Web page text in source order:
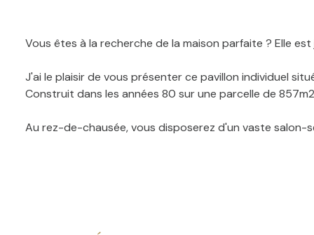
Vous êtes à la recherche de la maison parfaite ? Elle
J'ai le plaisir de vous présenter ce pavillon individuel
Construit dans les années 80 sur une parcelle de
Au rez-de-chausée, vous disposerez d'un vaste salon-
parentale, mais également d'un dressing et d'une salle
Au sous-sol, un beau double garage, entièrement